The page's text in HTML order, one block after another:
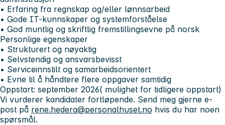
• Erfaring fra regnskap og/eller lønnsarbeid
• Gode IT-kunnskaper og systemforståelse
• God muntlig og skriftlig fremstillingsevne på norsk
Personlige egenskaper
• Strukturert og nøyaktig
• Selvstendig og ansvarsbevisst
• Serviceinnstilt og samarbeidsorientert
• Evne til å håndtere flere oppgaver samtidig
Oppstart: september 2026( mulighet for tidligere oppstart)
Vi vurderer kandidater fortløpende. Send meg gjerne e-
post på rene.hedera@personalhuset.no hvis du har noen
spørsmål.